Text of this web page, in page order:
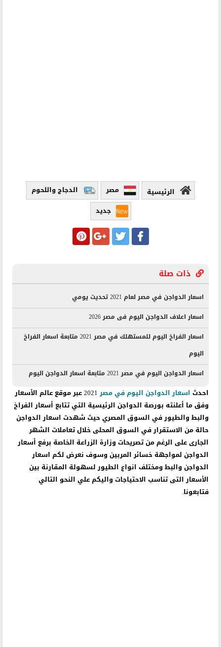
الرئيسية مصر
الدجاج واللحوم
جديد
ذات صلة
اسعار الدواجن في مصر لعام 2021 تحديث يومي
اسعار اعلاف الدواجن اليوم فى مصر 2026
اسعار الفراخ اليوم للمستهلك في مصر 2021 متابعة اسعار الفراخ
اليوم
اسعار الدواجن اليوم في مصر 2021 متابعة اسعار الدواجن اليوم
احدث اسعار الدواجن اليوم في مصر2021 عبر موقع عالم الأسعار
وفق ما أعلنته بورصة الدواجن الرئيسية التي تتابع أسعار الفراخ
والبط والطيور في السوق المصري حيث شهدت اسعار الدواجن
حالة من الاستقرار في السوق المحلى خلال تعاملات الشهر
الجارى على الرغم من تصريحات وزارة الزراعة الخاصة برفع أسعار
الدواجن لمواجهة خسائر المربين وسوف نعرض لكم اسعار
الدواجن والبط ومختلف انواع الطيور لسهولة المقارنة بين
الأسعار التى تناسب الاحتياجات واليكم علي النحو التالي
فتابعونا.